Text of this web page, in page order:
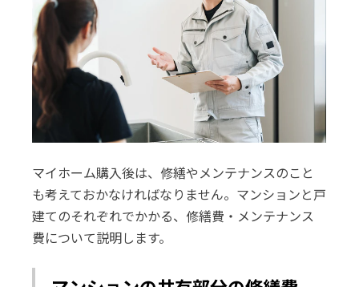
マイホーム購入後は、修繕やメンテナンスのこと
も考えておかなければなりません。マンションと戸
建てのそれぞれでかかる、修繕費・メンテナンス
費について説明します。